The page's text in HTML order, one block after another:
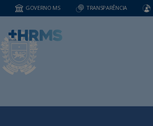
GOVERNO MS TRANSPARÊNCIA